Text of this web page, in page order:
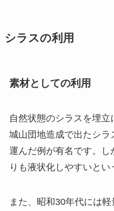
シラスの利用
素材としての利用
自然状態のシラスを埋立
城山団地造成で出たシラ
運んだ例が有名です。し
りも液状化しやすいとい
また、昭和30年代には